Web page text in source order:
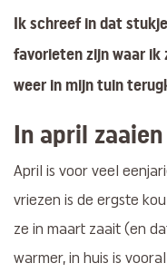
Ik schreef in dat
favorieten zijn waar ik
weer in mijn tuin
In april zaaien
April is voor veel
vriezen is de ergste
ze in maart zaait (en
warmer, in huis is